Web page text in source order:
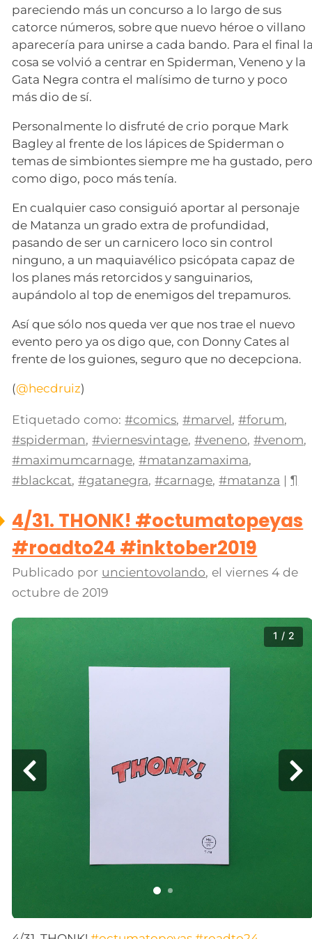
pareciendo más un concurso a lo largo de sus
catorce números, sobre que nuevo héroe o villano
aparecería para unirse a cada bando. Para el final
cosa se volvió a centrar en Spiderman, Veneno y la
Gata Negra contra el malísimo de turno y poco
más dio de sí.
Personalmente lo disfruté de crio porque Mark
Bagley al frente de los lápices de Spiderman o
temas de simbiontes siempre me ha gustado,
como digo, poco más tenía.
En cualquier caso consiguió aportar al personaje
de Matanza un grado extra de profundidad,
pasando de ser un carnicero loco sin control
ninguno, a un maquiavélico psicópata capaz de
los planes más retorcidos y sanguinarios,
aupándolo al top de enemigos del trepamuros.
Así que sólo nos queda ver que nos trae el nuevo
evento pero ya os digo que, con Donny Cates al
frente de los guiones, seguro que no decepciona.
(@hecdruiz)
Etiquetado como: #comics,#marvel,#forum,
#spiderman,#viernesvintage,#veneno,#venom,
#maximumcarnage,#matanzamaxima,
#blackcat,#gatanegra,#carnage,#matanza |¶
4/31. THONK! #octumatopeyas
#roadto24 #inktober2019
Publicado por uncientovolando, elviernes 4 de
octubre de 2019
1 / 2